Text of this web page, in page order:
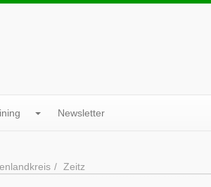
Newsletter
Zeitz